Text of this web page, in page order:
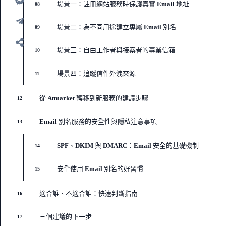
08 場景一：註冊網站服務時保護真實 Email 地址
09 場景二：為不同用途建立專屬 Email 別名
10 場景三：自由工作者與接案者的專業信箱
11 場景四：追蹤信件外洩來源
12 從 Atmarket 轉移到新服務的建議步驟
13 Email 別名服務的安全性與隱私注意事項
14 SPF、DKIM 與 DMARC：Email 安全的基礎機制
15 安全使用 Email 別名的好習慣
16 適合誰、不適合誰：快速判斷指南
17 三個建議的下一步